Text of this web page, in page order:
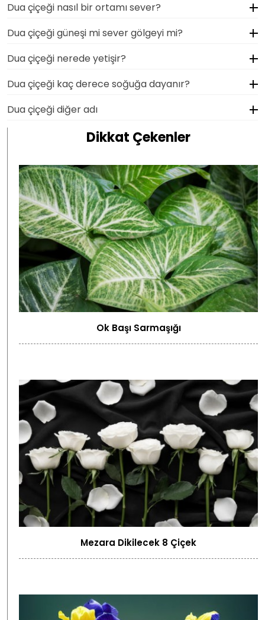
Dua çiçeği nasıl bir ortamı sever?
Dua çiçeği güneşi mi sever gölgeyi mi?
Dua çiçeği nerede yetişir?
Dua çiçeği kaç derece soğuğa dayanır?
Dua çiçeği diğer adı
Dikkat Çekenler
Ok Başı Sarmaşığı
Mezara Dikilecek 8 Çiçek